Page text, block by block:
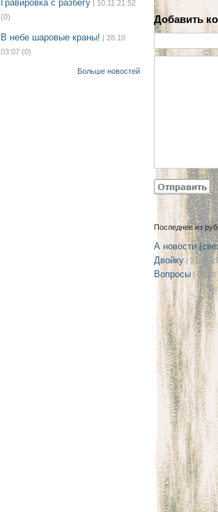
Гравировка с разбегу | 10.11 21:52
(0)
В небе шаровые краны! | 28.10
03:07 (0)
Больше новостей
Добавить
Последнее из
А новости
Двойку| 21.08
Вопросы | 08.08